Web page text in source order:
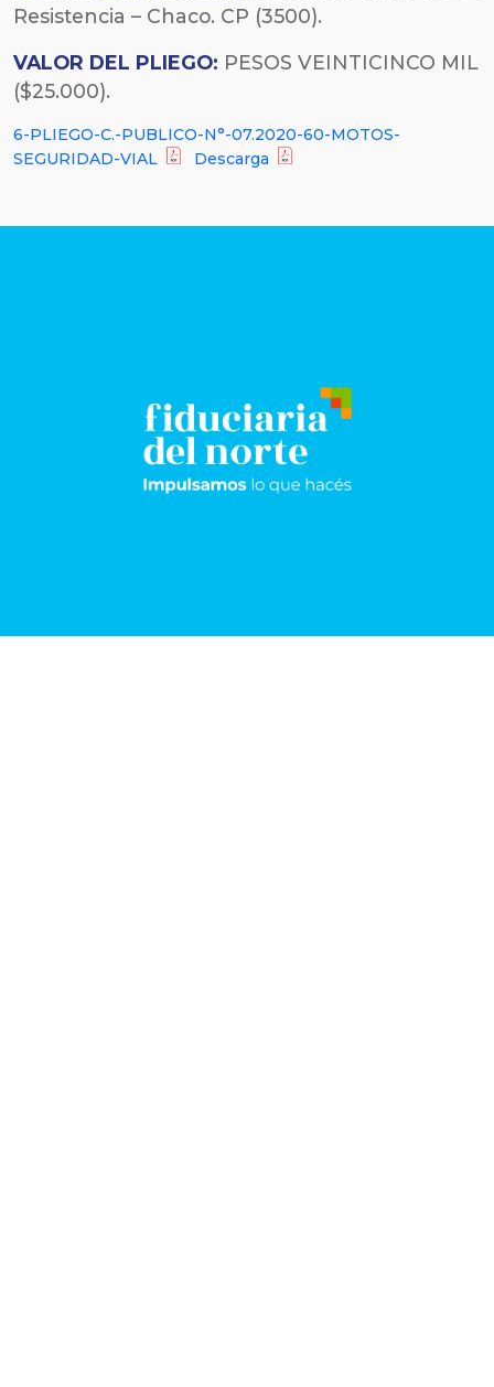
Resistencia – Chaco. CP (3500).
VALOR DEL PLIEGO: PESOS VEINTICINCO MIL
($25.000).
6-PLIEGO-C.-PUBLICO-N°-07.2020-60-MOTOS-
SEGURIDAD-VIAL
Descarga